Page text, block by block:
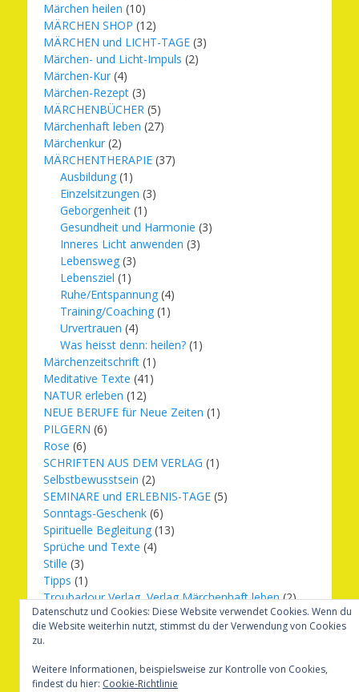
Märchen heilen (10)
MÄRCHEN SHOP (12)
MÄRCHEN und LICHT-TAGE (3)
Märchen- und Licht-Impuls (2)
Märchen-Kur (4)
Märchen-Rezept (3)
MÄRCHENBÜCHER (5)
Märchenhaft leben (27)
Märchenkur (2)
MÄRCHENTHERAPIE (37)
Ausbildung (1)
Einzelsitzungen (3)
Geborgenheit (1)
Gesundheit und Harmonie (3)
Inneres Licht anwenden (3)
Lebensweg (3)
Lebensziel (1)
Ruhe/Entspannung (4)
Training/Coaching (1)
Urvertrauen (4)
Was heisst denn: heilen? (1)
Märchenzeitschrift (1)
Meditative Texte (41)
NATUR erleben (12)
NEUE BERUFE für Neue Zeiten (1)
PILGERN (6)
Rose (6)
SCHRIFTEN AUS DEM VERLAG (1)
Selbstbewusstsein (2)
SEMINARE und ERLEBNIS-TAGE (5)
Sonntags-Geschenk (6)
Spirituelle Begleitung (13)
Sprüche und Texte (4)
Stille (3)
Tipps (1)
Troubadour Verlag, Verlag Märchenhaft leben(2)
Übungen (1)
Urbilder(20)
Verlag Märchenhaft leben
Weihnachten(16)
Datenschutz und Cookies: Diese Website verwendet Cookies. Wenn du
die Website weiterhin nutzt, stimmst du der Verwendung von Cookies
zu.
Weitere Informationen, beispielsweise zur Kontrolle von Cookies,
findest du hier: Cookie-Richtlinie